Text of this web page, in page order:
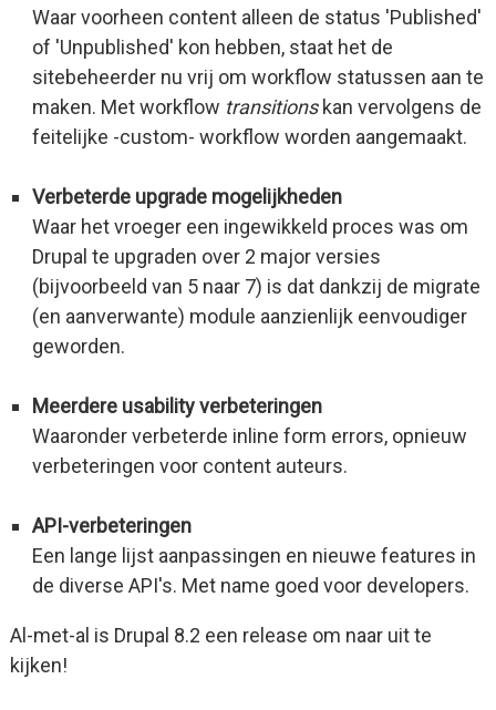
Waar voorheen content alleen de status 'Published'
of 'Unpublished' kon hebben, staat het de
sitebeheerder nu vrij om workflow statussen aan te
maken. Met workflow transitions kan vervolgens de
feitelijke -custom- workflow worden aangemaakt.
Verbeterde upgrade mogelijkheden
Waar het vroeger een ingewikkeld proces was om
Drupal te upgraden over 2 major versies
(bijvoorbeeld van 5 naar 7) is dat dankzij de migrate
(en aanverwante) module aanzienlijk eenvoudiger
geworden.
Meerdere usability verbeteringen
Waaronder verbeterde inline form errors, opnieuw
verbeteringen voor content auteurs.
API-verbeteringen
Een lange lijst aanpassingen en nieuwe features in
de diverse API's. Met name goed voor developers.
Al-met-al is Drupal 8.2 een release om naar uit te
kijken!